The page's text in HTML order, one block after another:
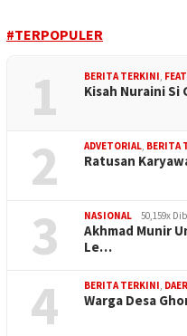
#TERPOPULER
1 BERITA TERKINI
Kisah Nuraini Si
2 ADVETORIAL BERITA
Ratusan
3 NASIONAL 50,159x
Akhmad Munir
Le…
4 BERITA TERKINI
Warga Desa